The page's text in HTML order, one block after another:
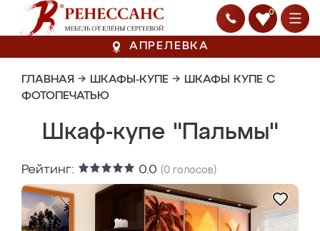
0
АПРЕЛЕВКА
ГЛАВНАЯ → ШКАФЫ-КУПЕ → ШКАФЫ КУПЕ С
ФОТОПЕЧАТЬЮ
Шкаф-купе "Пальмы"
Рейтинг: 0.0 (0 голосов)